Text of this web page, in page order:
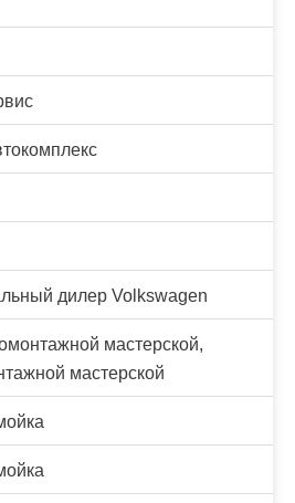
дилер Volkswagen
мастерской,
мастерской